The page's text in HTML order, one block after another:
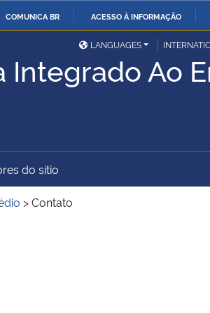
O
COMUNICA BR ACESSO À INFORMAÇÃO
Ministério das Relações
Exteriores
Ministério da Saúde
LANGUAGES
Ao
do sítio
>Contato